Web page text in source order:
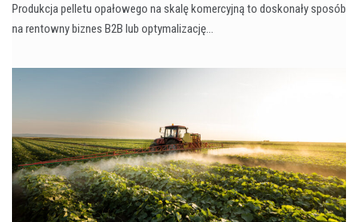
Produkcja pelletu opałowego na skalę komercyjną to doskonały sposób
na rentowny biznes B2B lub optymalizację…